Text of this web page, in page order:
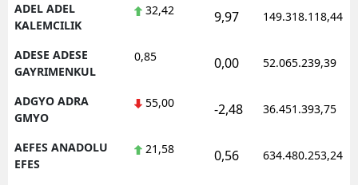
ADEL ADEL
KALEMCILIK
32,42 9,97 149.318.118,44
ADESE ADESE
GAYRIMENKUL
0,85 0,00 52.065.239,39
ADGYO ADRA
GMYO
55,00 -2,48 36.451.393,75
AEFES ANADOLU
EFES
21,58 0,56 634.480.253,24